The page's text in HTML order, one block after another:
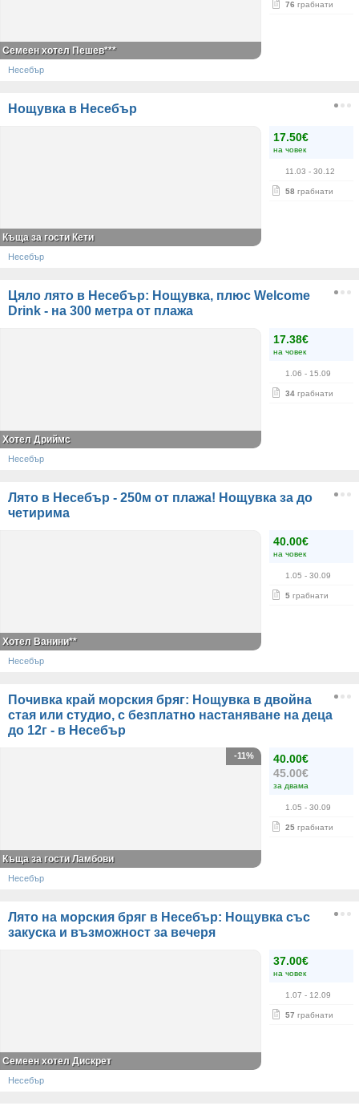
76 грабнати
Семеен хотел Пешев***
Несебър
Нощувка в Несебър
17.50€
на човек
11.03 - 30.12
58 грабнати
Къща за гости Кети
Несебър
Цяло лято в Несебър: Нощувка, плюс Welcome
Drink - на 300 метра от плажа
17.38€
на човек
1.06 - 15.09
34 грабнати
Хотел Дриймс
Несебър
Лято в Несебър - 250м от плажа! Нощувка за до
четирима
40.00€
на човек
1.05 - 30.09
5 грабнати
Хотел Ванини**
Несебър
Почивка край морския бряг: Нощувка в двойна
стая или студио, с безплатно настаняване на деца
до 12г - в Несебър
40.00€
45.00€
за двама
1.05 - 30.09
25 грабнати
-11%
Къща за гости Ламбови
Несебър
Лято на морския бряг в Несебър: Нощувка със
закуска и възможност за вечеря
37.00€
на човек
1.07 - 12.09
57 грабнати
Семеен хотел Дискрет
Несебър